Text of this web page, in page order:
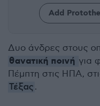
Add
Δυο άνδρες στους
θανατική ποινή για
Πέμπτη στις ΗΠΑ,
Τέξας.